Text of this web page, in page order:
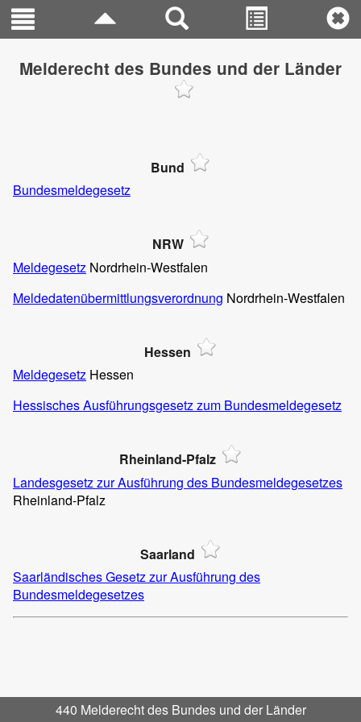
440 Melderecht des Bundes und der Länder
Melderecht des Bundes und der Länder
Bund
Bundesmeldegesetz
NRW
Meldegesetz Nordrhein-Westfalen
Meldedatenübermittlungsverordnung Nordrhein-Westfalen
Hessen
Meldegesetz Hessen
Hessisches Ausführungsgesetz zum Bundesmeldegesetz
Rheinland-Pfalz
Landesgesetz zur Ausführung des Bundesmeldegesetzes
Rheinland-Pfalz
Saarland
Saarländisches Gesetz zur Ausführung des
Bundesmeldegesetzes